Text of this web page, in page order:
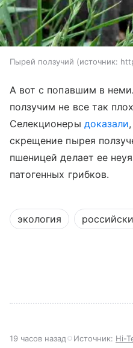
Пырей ползучий источник:
А вот с попавшим в
ползучим не все так
Селекционеры доказали
скрещение пырея
пшеницей делает ее
патогенных грибков.
экология
19 часов назад Источник: Hi-